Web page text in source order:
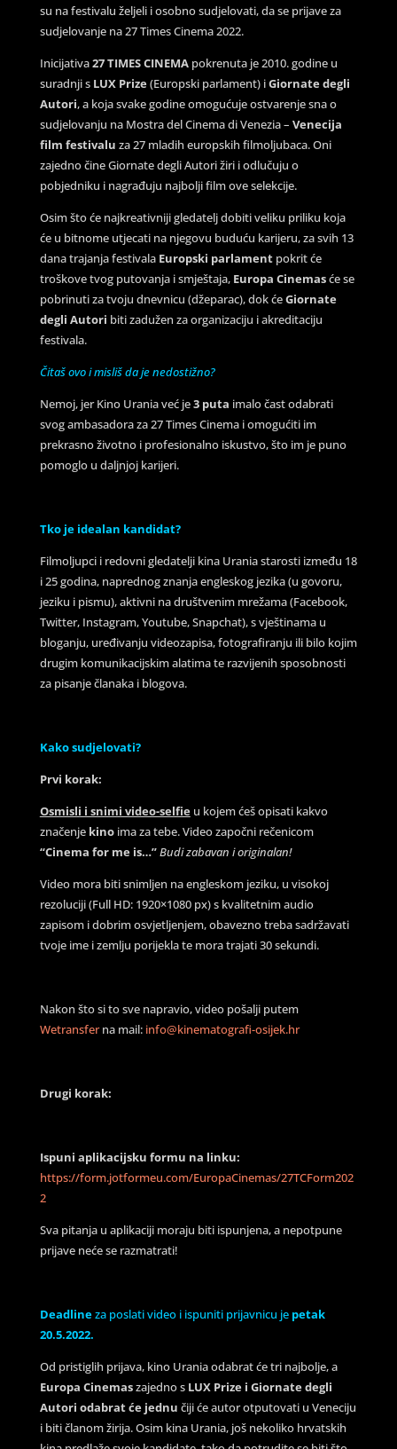
su na festivalu željeli i osobno sudjelovati, da se prijave za
sudjelovanje na 27 Times Cinema 2022.
Inicijativa27 TIMES CINEMApokrenuta je 2010. godine u
suradnji s LUX Prize(Europski parlament) iGiornate degli
Autori, a koja svake godine omogućuje ostvarenje sna o
sudjelovanju na Mostra del Cinema di Venezia – Venecija
film festivalu za 27 mladih europskih filmoljubaca. Oni
zajedno čine Giornate degli Autori žiri i odlučuju o
pobjedniku i nagrađuju najbolji film ove selekcije.
Osim što će najkreativniji gledatelj dobiti veliku priliku koja
će u bitnome utjecati na njegovu buduću karijeru, za svih 13
dana trajanja festivala Europski parlamentpokrit će
troškove tvog putovanja i smještaja, Europa Cinemasće se
pobrinuti za tvoju dnevnicu (džeparac), dok ćeGiornate
degli Autori biti zadužen za organizaciju i akreditaciju
festivala.
Čitaš ovo i misliš da je nedostižno?
Nemoj, jer Kino Urania već je3 puta imalo čast odabrati
svog ambasadora za 27 Times Cinema i omogućiti im
prekrasno životno i profesionalno iskustvo, što im je puno
pomoglo u daljnjoj karijeri.
Tko je idealan kandidat?
Filmoljupci i redovni gledatelji kina Urania starosti između 18
i 25 godina, naprednog znanja engleskog jezika (u govoru,
jeziku i pismu), aktivni na društvenim mrežama (Facebook,
Twitter, Instagram, Youtube, Snapchat), s vještinama u
bloganju, uređivanju videozapisa, fotografiranju ili bilo kojim
drugim komunikacijskim alatima te razvijenih sposobnosti
za pisanje članaka i blogova.
Kako sudjelovati?
Prvi korak:
Osmisli i snimi video-selfieu kojem ćeš opisati kakvo
značenje kinoima za tebe. Video započni rečenicom
“Cinema for me is…”Budi zabavan i originalan!
Video mora biti snimljen na engleskom jeziku, u visokoj
rezoluciji (Full HD: 1920×1080 px) s kvalitetnim audio
zapisom i dobrim osvjetljenjem, obavezno treba sadržavati
tvoje ime i zemlju porijekla te mora trajati 30 sekundi.
Nakon što si to sve napravio, video pošalji putem
Wetransferna mail: info@kinematografi-osijek.hr
Drugi korak:
Ispuni aplikacijsku formu na linku:
https://form.jotformeu.com/EuropaCinemas/27TCForm202
2
Sva pitanja u aplikaciji moraju biti ispunjena, a nepotpune
prijave neće se razmatrati!
Deadlineza poslati video i ispuniti prijavnicu je petak
20.5.2022.
Od pristiglih prijava, kino Urania odabrat će tri najbolje, a
Europa Cinemaszajedno s LUX Prize i Giornate degli
Autori odabrat će jednu čiji će autor otputovati u Veneciju
i biti članom žirija. Osim kina Urania, još nekoliko hrvatskih